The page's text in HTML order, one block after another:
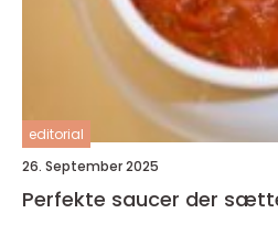
editorial
26. September 2025
Perfekte saucer der